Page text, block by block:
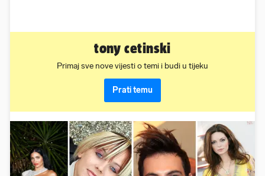
tony cetinski
Primaj sve nove vijesti o temi i budi u tijeku
Prati temu